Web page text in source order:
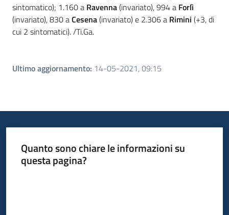
sintomatico); 1.160 a Ravenna(invariato), 994 a Forlì
(invariato), 830 aCesena(invariato) e 2.306 a Rimini (+3, di
cui 2 sintomatici). /Ti.Ga.
Ultimo aggiornamento: 14-05-2021, 09:15
Quanto sono chiare le informazioni su
questa pagina?